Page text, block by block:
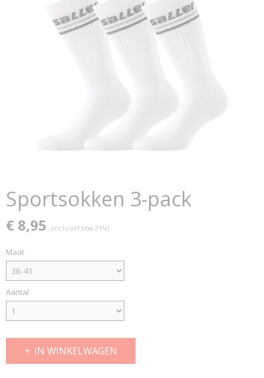
Sportsokken 3-pack
€ 8,95 (inclusief btw 21%)
Maat
Aantal
IN WINKELWAGEN